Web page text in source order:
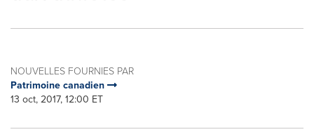
NOUVELLES FOURNIES PAR
Patrimoine canadien
13 oct, 2017, 12:00 ET